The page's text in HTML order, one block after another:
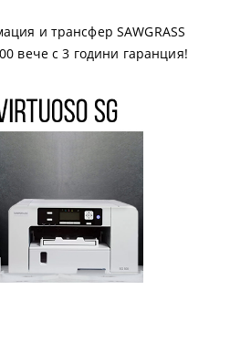
и трансфер SAWGRASS
вече с 3 години гаранция!